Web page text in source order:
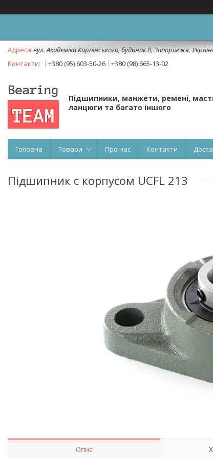
вул. Академіка Карпінського, будинок 8, Запоріжжя,
+380 (95) 603-50-26
+380 (98) 665-13-02
Підшипники, манжети, ремені,
ланцюги та багато іншого
Головна Товари Про нас Контакти
Підшипник c корпусом UCFL 213
Опис